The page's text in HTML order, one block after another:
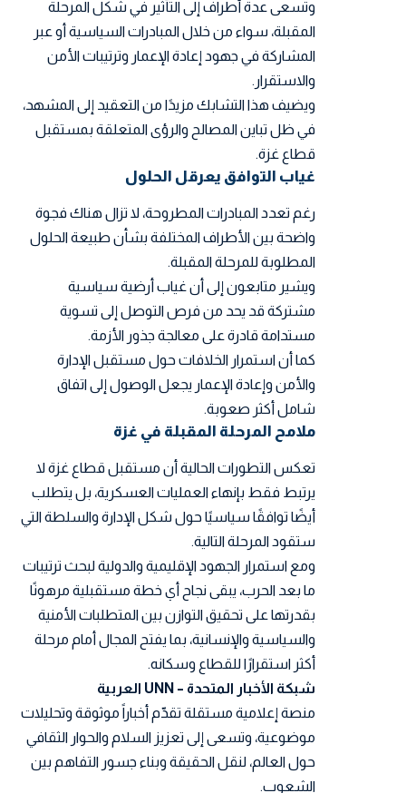
وتسعى عدة أطراف إلى التأثير في شكل المرحلة
المقبلة، سواء من خلال المبادرات السياسية أو عبر
المشاركة في جهود إعادة الإعمار وترتيبات الأمن
والاستقرار.
ويضيف هذا التشابك مزيدًا من التعقيد إلى المشهد،
في ظل تباين المصالح والرؤى المتعلقة بمستقبل
قطاع غزة.
غياب التوافق يعرقل الحلول
رغم تعدد المبادرات المطروحة، لا تزال هناك فجوة
واضحة بين الأطراف المختلفة بشأن طبيعة الحلول
المطلوبة للمرحلة المقبلة.
ويشير متابعون إلى أن غياب أرضية سياسية
مشتركة قد يحد من فرص التوصل إلى تسوية
مستدامة قادرة على معالجة جذور الأزمة.
كما أن استمرار الخلافات حول مستقبل الإدارة
والأمن وإعادة الإعمار يجعل الوصول إلى اتفاق
شامل أكثر صعوبة.
ملامح المرحلة المقبلة في غزة
تعكس التطورات الحالية أن مستقبل قطاع غزة لا
يرتبط فقط بإنهاء العمليات العسكرية، بل يتطلب
أيضًا توافقًا سياسيًا حول شكل الإدارة والسلطة التي
ستقود المرحلة التالية.
ومع استمرار الجهود الإقليمية والدولية لبحث ترتيبات
ما بعد الحرب، يبقى نجاح أي خطة مستقبلية مرهونًا
بقدرتها على تحقيق التوازن بين المتطلبات الأمنية
والسياسية والإنسانية، بما يفتح المجال أمام مرحلة
أكثر استقرارًا للقطاع وسكانه.
شبكة الأخبار المتحدة – UNN العربية
منصة إعلامية مستقلة تقدّم أخباراً موثوقة وتحليلات
موضوعية، وتسعى إلى تعزيز السلام والحوار الثقافي
حول العالم، لنقل الحقيقة وبناء جسور التفاهم بين
الشعوب.